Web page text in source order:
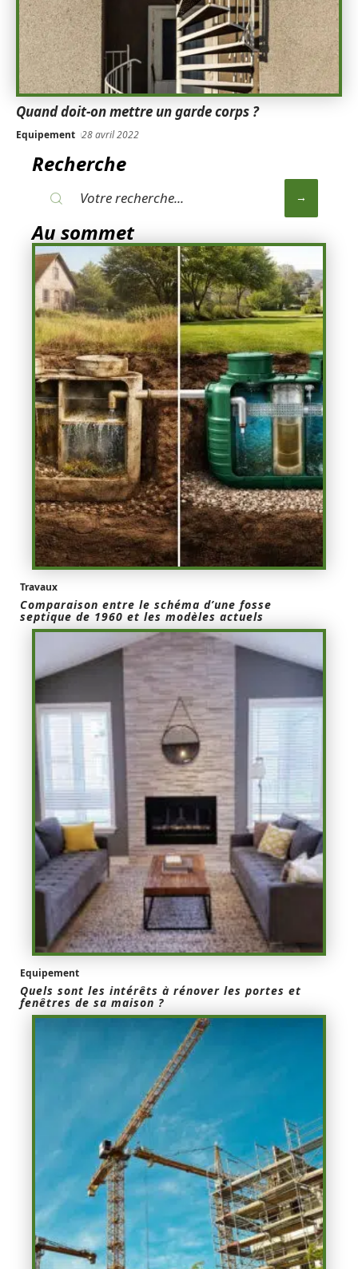
Quand doit-on mettre un garde corps ?
Equipement 28 avril 2022
Recherche
Au sommet
Travaux
Comparaison entre le schéma d’une fosse
septique de 1960 et les modèles actuels
Equipement
Quels sont les intérêts à rénover les portes et
fenêtres de sa maison ?